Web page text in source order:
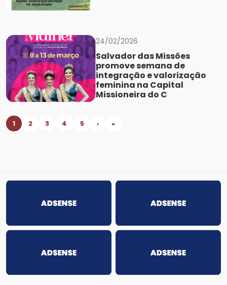
24/02/2026
Salvador das Missões
promove semana de
integração e valorização
feminina na Capital
Missioneira do C
1 2 3 4 5 › »